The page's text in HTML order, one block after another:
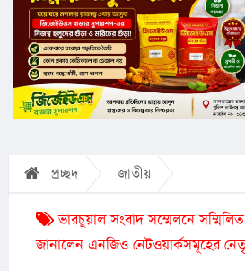
প্রচ্ছদ জাতীয়
ভারচুয়াল সংবাদ সম্মেলনে
জানালেন এনজিও নেটওয়ার্কসমূহের